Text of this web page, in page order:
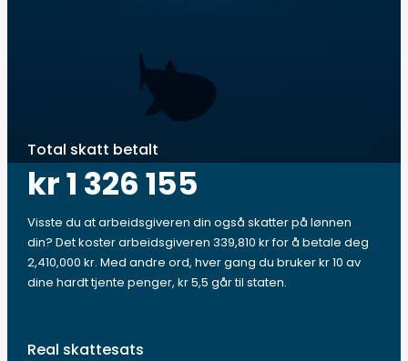
Total skatt betalt
kr 1 326 155
Visste du at arbeidsgiveren din også skatter på lønnen
din? Det koster arbeidsgiveren 339,810 kr for å betale deg
2,410,000 kr. Med andre ord, hver gang du bruker kr 10 av
dine hardt tjente penger, kr 5,5 går til staten.
Real skattesats